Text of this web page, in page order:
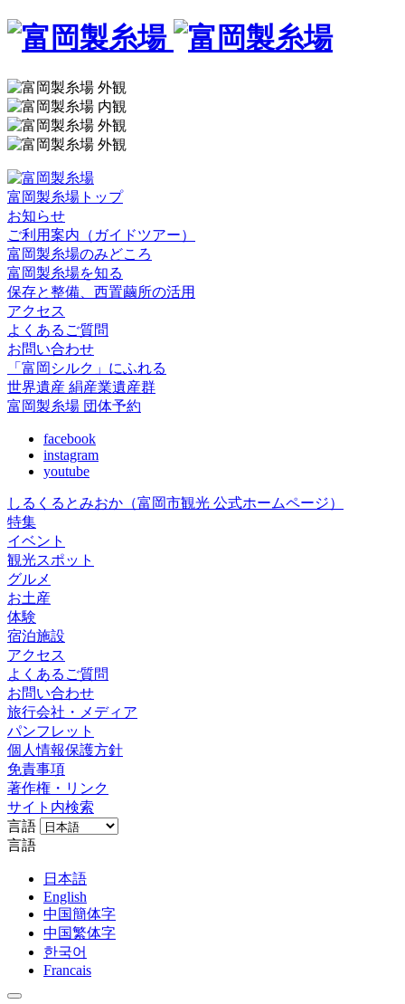
富岡製糸場トップ
お知らせ
ご利用案内（ガイドツアー）
富岡製糸場のみどころ
富岡製糸場を知る
保存と整備、西置繭所の活用
アクセス
よくあるご質問
お問い合わせ
「富岡シルク」にふれる
世界遺産 絹産業遺産群
富岡製糸場 団体予約
facebook
instagram
youtube
しるくるとみおか （富岡市観光 公式ホームページ）
特集
イベント
観光スポット
グルメ
お土産
体験
宿泊施設
アクセス
よくあるご質問
お問い合わせ
旅行会社・メディア
パンフレット
個人情報保護方針
免責事項
著作権・リンク
サイト内検索
言語
言語
日本語
English
中国簡体字
中国繁体字
한국어
Francais